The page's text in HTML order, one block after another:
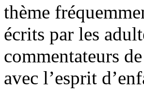
thème
écrits par les
commentateurs
avec l’esprit